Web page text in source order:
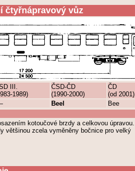
čtyřnápravový vůz
III.
1989)
ČSD-ČD
(1990-2000)
ČD
(od 2001)
Beel Bee
kotoučové brzdy a celkovou úpravou.
většinou zcela vyměněny bočnice pro velký